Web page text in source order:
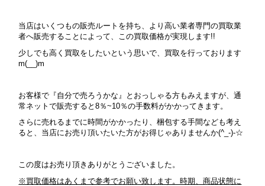
当店はいくつもの販売ルートを持ち、より高い業者専門の買取業
者へ販売することによって、この買取価格が実現します!!
少しでも高く買取をしたいという思いで、買取を行っております
m(__)m
お客様で『自分で売ろうかな』とおっしゃる方もみえますが、通
常ネットで販売すると8％~10％の手数料がかかってきます。
さらに売れるまでに時間がかかったり、梱包する手間なども考え
ると、当店にお売り頂いたいた方がお得じゃありませんか(^_-)-☆
この度はお売り頂きありがとうございました。
※買取価格はあくまで参考でお願い致します。時期、商品状態に